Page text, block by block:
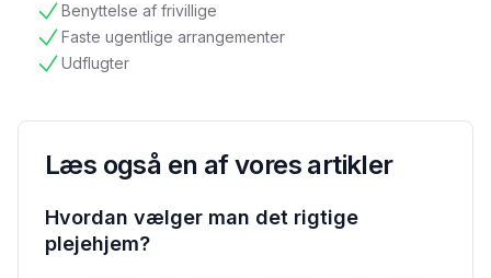
Benyttelse af frivillige
tilgængelig
Faste ugentlige arrangementer
tilgængelig
Udflugter
tilgængelig
Læs også en af vores artikler
Hvordan vælger man det rigtige
plejehjem?